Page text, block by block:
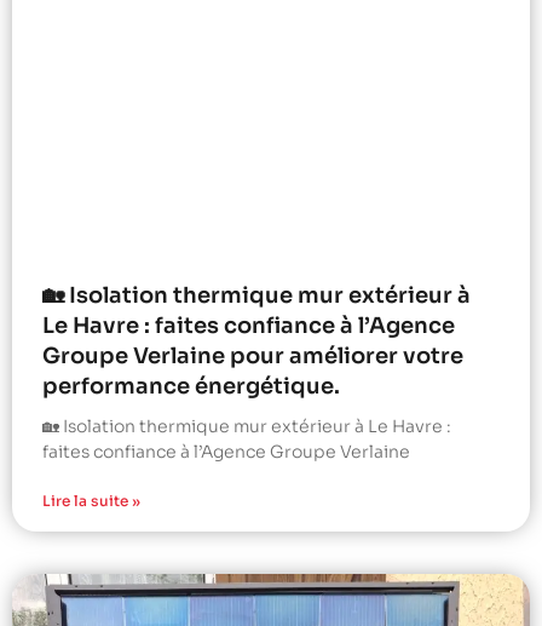
🏡 Isolation thermique mur extérieur à
Le Havre : faites confiance à l’Agence
Groupe Verlaine pour améliorer votre
performance énergétique.
🏡 Isolation thermique mur extérieur à Le Havre :
faites confiance à l’Agence Groupe Verlaine
Lire la suite »